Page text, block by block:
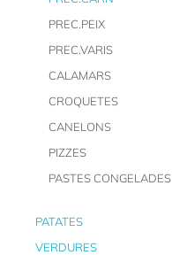
PREC.PEIX
PREC.VARIS
CALAMARS
CROQUETES
CANELONS
PIZZES
PASTES CONGELADES
PATATES
VERDURES